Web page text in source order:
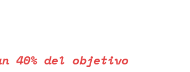
40% del objetivo